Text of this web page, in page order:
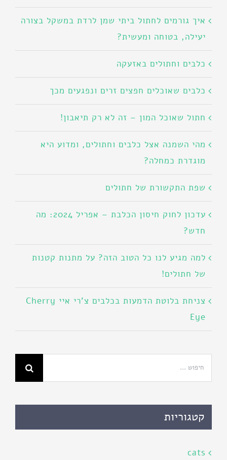
איך גורמים לחתול ביתי שמן לרדת במשקל בצורה
יעילה, בטוחה ומעשית?
כלבים וחתולים באזעקה
כלבים שאוכלים חפצים זרים ונפגעים מכך
חתול שאוכל המון – זה לא רק תיאבון!
מהי השמנה אצל כלבים וחתולים, ומדוע היא
מוגדרת כמחלה?
שפת התקשורת של חתולים
עדכון לחוק חיסון הכלבת – אפריל 2024: מה
חדש?
למה מגיע לנו כל הטוב הזה? על מתנות קטנות
של חתולים!
צניחת בלוטת הדמעות בכלבים צ'רי איי Cherry
Eye
קטגוריות
cats